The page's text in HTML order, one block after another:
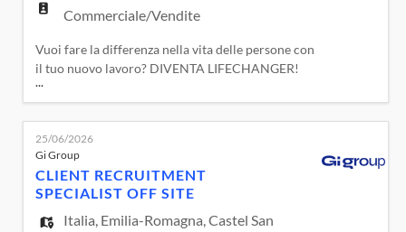
Commerciale/Vendite
Vuoi fare la differenza nella vita delle persone con
il tuo nuovo lavoro? DIVENTA LIFECHANGER!
Avrai la possibilità di farlo in un Gruppo attento a
promuovere e garantire il Lavoro Sostenibile,
l'Equità, Diversità e Inclusione delle persone con
un'attenzione particolare alla Parità di Genere.
Una realtà che fa dei valori di Cura, Passione,
Collabo
...
25/06/2026
Gi Group
CLIENT RECRUITMENT
SPECIALIST OFF SITE
Italia, Emilia-Romagna,Castel San